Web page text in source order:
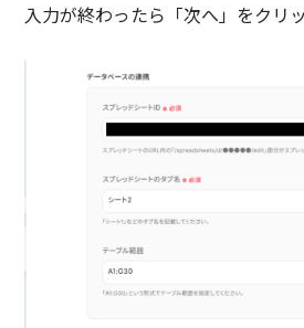
入力が終わったら「次へ」をクリッ